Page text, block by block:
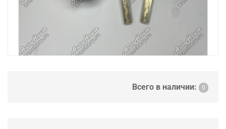
Всего в наличии: 0